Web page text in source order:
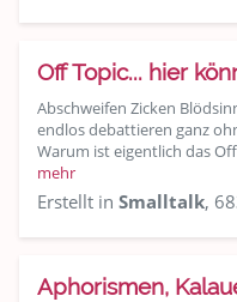
Off Topic... hier
Abschweifen Zicken
endlos debattieren ganz
Warum ist eigentlich das
mehr
Erstellt in Smalltalk,
Aphorismen,